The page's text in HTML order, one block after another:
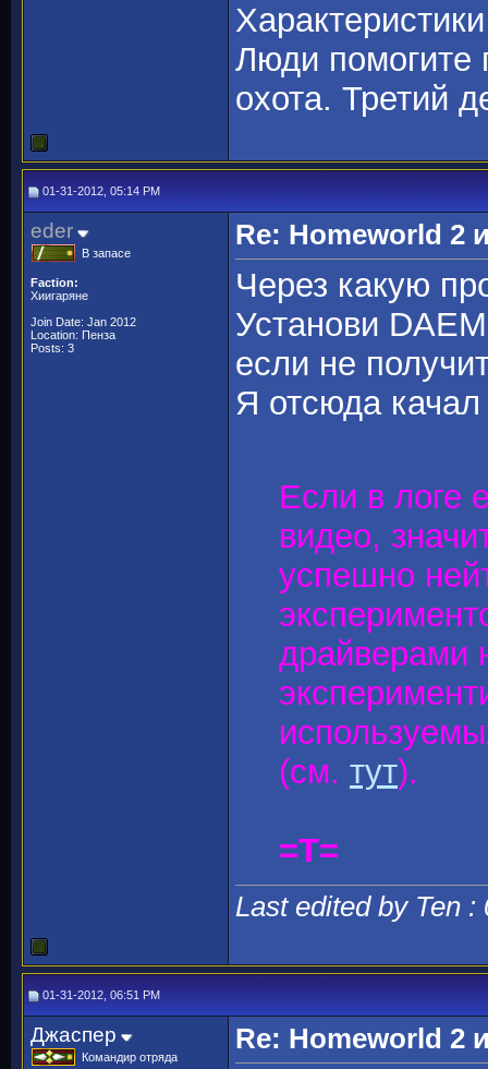
Люди помогите
охота. Третий
01-31-2012, 05:14 PM
eder
В запасе
Faction:
Хиигаряне
Join Date: Jan 2012
Location: Пенза
Posts: 3
Re: Homeworld 2
Через какую
Установи
если не
Я отсюда
Если в логе
видео,
успешно
драйверами
(см. тут).
=T=
Last edited by Ten
01-31-2012, 06:51 PM
Джаспер
Командир отряда
Re: Homeworld 2